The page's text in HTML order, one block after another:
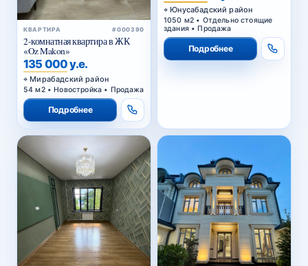
КВАРТИРА #000390
2-комнатная квартира в ЖК
«Oz Makon»
135 000 у.е.
Мирабадский район
54 м2 • Новостройка • Продажа
Подробнее
Юнусабадский район
1050 м2 • Отдельно стоящие
здания • Продажа
Подробнее